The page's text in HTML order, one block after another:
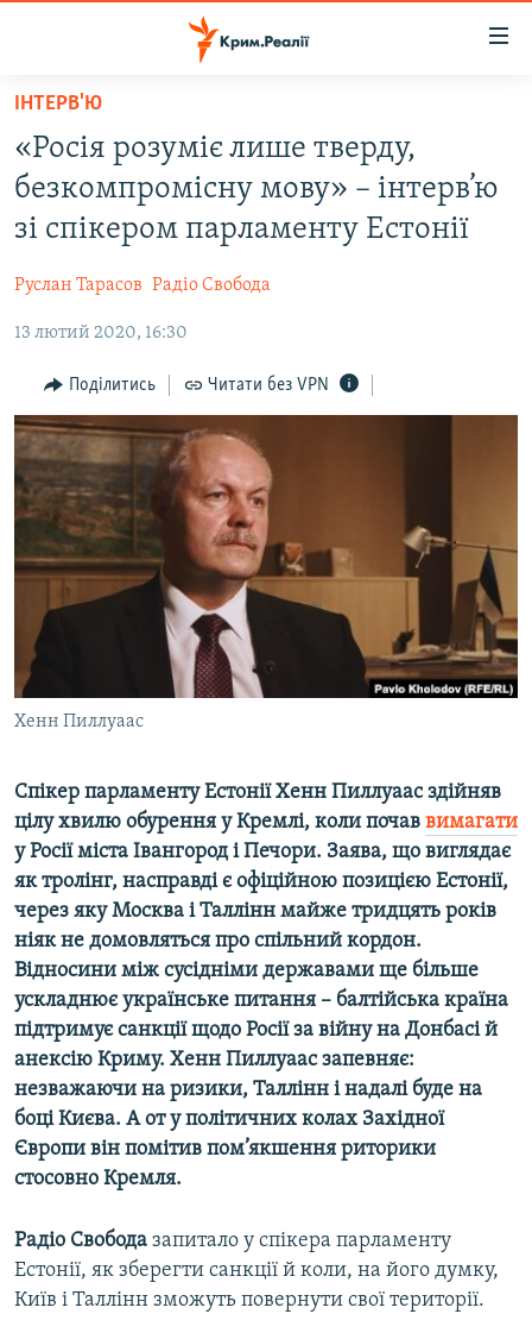
Перейти
основного
матеріалу
Перейти
до
основної
навігації
Перейти
пошуку
ВОДА.КРИМ
ВІДЕО ТА ФОТО
БЛОГИ
ПОГЛЯД
ІНТЕРВ'Ю
ВСЕ ЗА ДЕНЬ
СПЕЦПРОЕКТИ
ДЕПОРТАЦІЯ
ВІДЕОУРОКИ «ELIFBE»
СВІДЧЕННЯ ОКУПАЦІЇ
УКРАЇНСЬКА ПРОБЛЕМА КРИМУ
ЯК ОБІЙТИ БЛОКУВАННЯ
Русский
Qırımtatar
ДОЛУЧАЙСЯ!
Усі сайти RFE/RL
ІНТЕРВ'Ю
«Росія розуміє лише тверду,
безкомпромісну мову» – інтерв’ю
зі спікером парламенту Естонії
Руслан Тарасов Радіо Свобода
13 лютий 2020, 16:30
Поділитись Читати без VPN
Хенн Пиллуаас
Спікер парламенту Естонії Хенн Пиллуаас здійняв
цілу хвилю обурення у Кремлі, коли почав вимагати
у Росії міста Івангород і Печори. Заява, що виглядає
як тролінг, насправді є офіційною позицією Естонії,
через яку Москва і Таллінн майже тридцять років
ніяк не домовляться про спільний кордон.
Відносини між сусідніми державами ще більше
ускладнює українське питання – балтійська країна
підтримує санкції щодо Росії за війну на Донбасі й
анексію Криму. Хенн Пиллуаас запевняє:
незважаючи на ризики, Таллінн і надалі буде на
боці Києва. А от у політичних колах Західної
Європи він помітив пом’якшення риторики
стосовно Кремля.
Радіо Свобода запитало у спікера парламенту
Естонії, як зберегти санкції й коли, на його думку,
Київ і Таллінн зможуть повернути свої території.